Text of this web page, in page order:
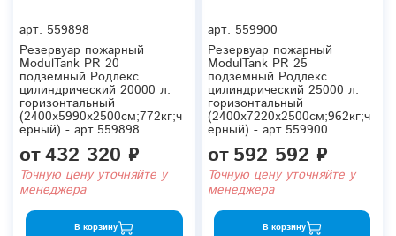
арт. 559898
Резервуар пожарный
ModulTank PR 20
подземный Родлекс
цилиндрический 20000 л.
горизонтальный
(2400x5990x2500см;772кг;ч
ерный) - арт.559898
от432 320 ₽
Точную цену уточняйте у
менеджера
В корзину
арт. 559900
Резервуар пожарный
ModulTank PR 25
подземный Родлекс
цилиндрический 25000 л.
горизонтальный
(2400x7220x2500см;962кг;ч
ерный) - арт.559900
от592 592 ₽
Точную цену уточняйте у
менеджера
В корзину